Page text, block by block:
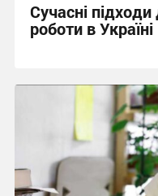
Сучасні
роботи в Україні
09:53, 28.06.2026